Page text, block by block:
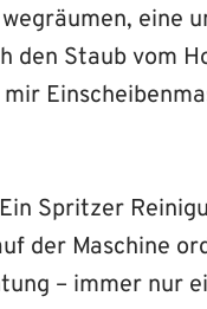
eine
den Staub vom
Spritzer
der Maschine
– immer nur